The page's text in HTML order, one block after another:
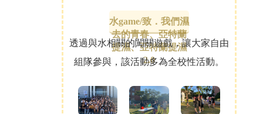
水game/致．我們濕
去的青春、亞特蘭
提濕、亞特蘭提濕
2.0
透過與水相關的闖關遊戲，讓大家自由
組隊參與，該活動多為全校性活動。